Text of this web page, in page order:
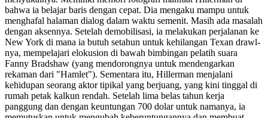
bahwa ia belajar baris dengan cepat. Dia mengaku mampu untuk
menghafal halaman dialog dalam waktu semenit. Masih ada masalah
dengan aksennya. Setelah demobilisasi, ia melakukan perjalanan ke
New York di mana ia butuh setahun untuk kehilangan Texan drawl-
nya, mempelajari elokusion di bawah bimbingan pelatih suara
Fanny Bradshaw (yang mendorongnya untuk mendengarkan
rekaman dari "Hamlet"). Sementara itu, Hillerman menjalani
kehidupan seorang aktor tipikal yang berjuang, yang kini tinggal di
rumah petak kalkun rendah. Setelah lima belas tahun kerja
panggung dan dengan keuntungan 700 dolar untuk namanya, ia